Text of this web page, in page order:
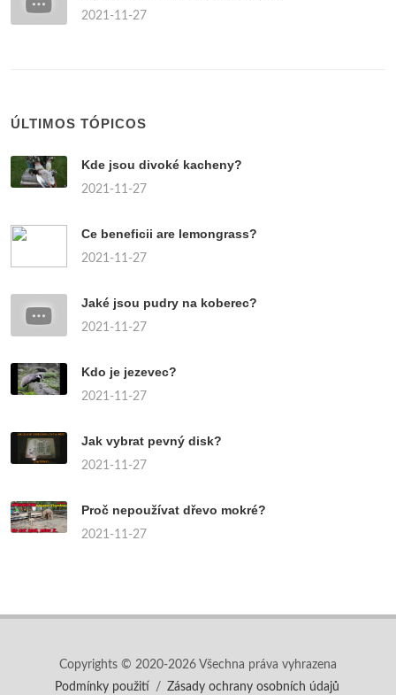
2021-11-27
ÚLTIMOS TÓPICOS
Kde jsou divoké kacheny?
2021-11-27
Ce beneficii are lemongrass?
2021-11-27
Jaké jsou pudry na koberec?
2021-11-27
Kdo je jezevec?
2021-11-27
Jak vybrat pevný disk?
2021-11-27
Proč nepoužívat dřevo mokré?
2021-11-27
Copyrights © 2020-2026 Všechna práva vyhrazena
Podmínky použití
/ Zásady ochrany osobních údajů